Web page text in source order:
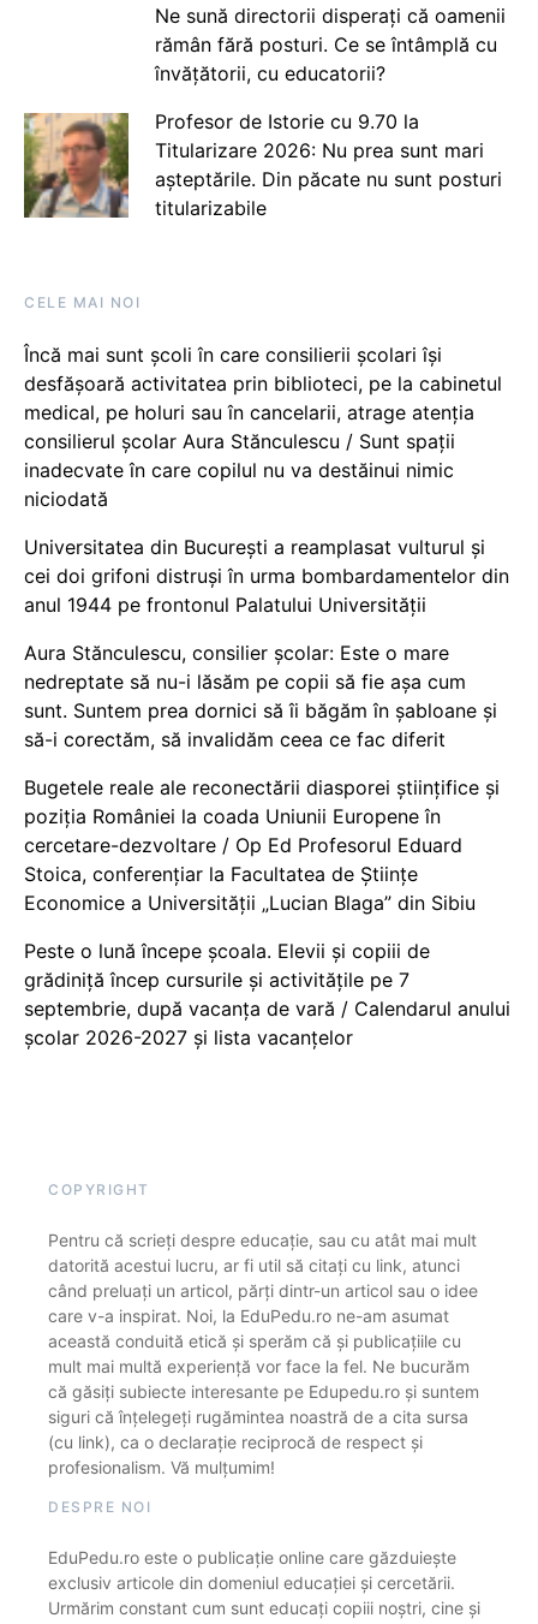
Ne sună directorii disperați că oamenii
rămân fără posturi. Ce se întâmplă cu
învățătorii, cu educatorii?
Profesor de Istorie cu 9.70 la
Titularizare 2026: Nu prea sunt mari
așteptările. Din păcate nu sunt posturi
titularizabile
CELE MAI NOI
Încă mai sunt școli în care consilierii școlari își
desfășoară activitatea prin biblioteci, pe la cabinetul
medical, pe holuri sau în cancelarii, atrage atenția
consilierul școlar Aura Stănculescu / Sunt spații
inadecvate în care copilul nu va destăinui nimic
niciodată
Universitatea din București a reamplasat vulturul și
cei doi grifoni distruși în urma bombardamentelor din
anul 1944 pe frontonul Palatului Universității
Aura Stănculescu, consilier școlar: Este o mare
nedreptate să nu-i lăsăm pe copii să fie așa cum
sunt. Suntem prea dornici să îi băgăm în șabloane și
să-i corectăm, să invalidăm ceea ce fac diferit
Bugetele reale ale reconectării diasporei științifice și
poziția României la coada Uniunii Europene în
cercetare-dezvoltare / Op Ed Profesorul Eduard
Stoica, conferențiar la Facultatea de Științe
Economice a Universității „Lucian Blaga” din Sibiu
Peste o lună începe școala. Elevii și copiii de
grădiniță încep cursurile și activitățile pe 7
septembrie, după vacanța de vară / Calendarul anului
școlar 2026-2027 și lista vacanțelor
COPYRIGHT
Pentru că scrieți despre educație, sau cu atât mai mult
datorită acestui lucru, ar fi util să citați cu link, atunci
când preluați un articol, părți dintr-un articol sau o idee
care v-a inspirat. Noi, la EduPedu.ro ne-am asumat
această conduită etică și sperăm că și publicațiile cu
mult mai multă experiență vor face la fel. Ne bucurăm
că găsiți subiecte interesante pe Edupedu.ro și suntem
siguri că înțelegeți rugămintea noastră de a cita sursa
(cu link), ca o declarație reciprocă de respect și
profesionalism. Vă mulțumim!
DESPRE NOI
EduPedu.ro este o publicație online care găzduiește
exclusiv articole din domeniul educației și cercetării.
Urmărim constant cum sunt educați copiii noștri, cine și